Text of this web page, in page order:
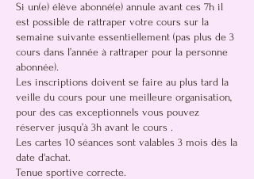
Si un(e) élève abonné(e) annule avant ces 7h il
est possible de rattraper votre cours sur la
semaine suivante essentiellement (pas plus de 3
cours dans l’année à rattraper pour la personne
abonnée).
Les inscriptions doivent se faire au plus tard la
veille du cours pour une meilleure organisation,
pour des cas exceptionnels vous pouvez
réserver jusqu’à 3h avant le cours .
Les cartes 10 séances sont valables 3 mois dès la
date d'achat.
Tenue sportive correcte.